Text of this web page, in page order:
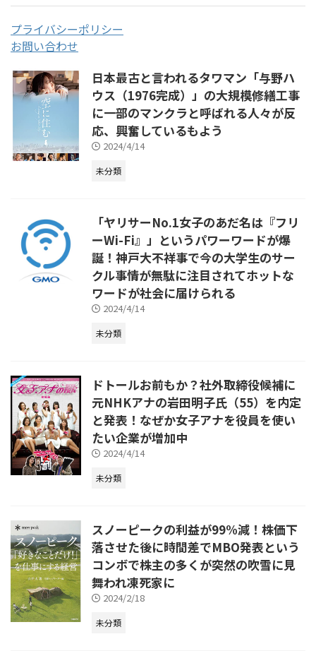
プライバシーポリシー
お問い合わせ
日本最古と言われるタワマン「与野ハ
ウス（1976完成）」の大規模修繕工事
に一部のマンクラと呼ばれる人々が反
応、興奮しているもよう
2024/4/14
未分類
「ヤリサーNo.1女子のあだ名は『フリ
ーWi-Fi』」というパワーワードが爆
誕！神戸大不祥事で今の大学生のサー
クル事情が無駄に注目されてホットな
ワードが社会に届けられる
2024/4/14
未分類
ドトールお前もか？社外取締役候補に
元NHKアナの岩田明子氏（55）を内定
と発表！なぜか女子アナを役員を使い
たい企業が増加中
2024/4/14
未分類
スノーピークの利益が99%減！株価下
落させた後に時間差でMBO発表という
コンボで株主の多くが突然の吹雪に見
舞われ凍死家に
2024/2/18
未分類